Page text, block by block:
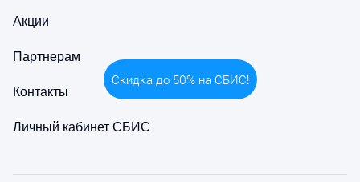
Акции
Партнерам
Контакты
Личный кабинет СБИС
Скидка до 50% на СБИС!